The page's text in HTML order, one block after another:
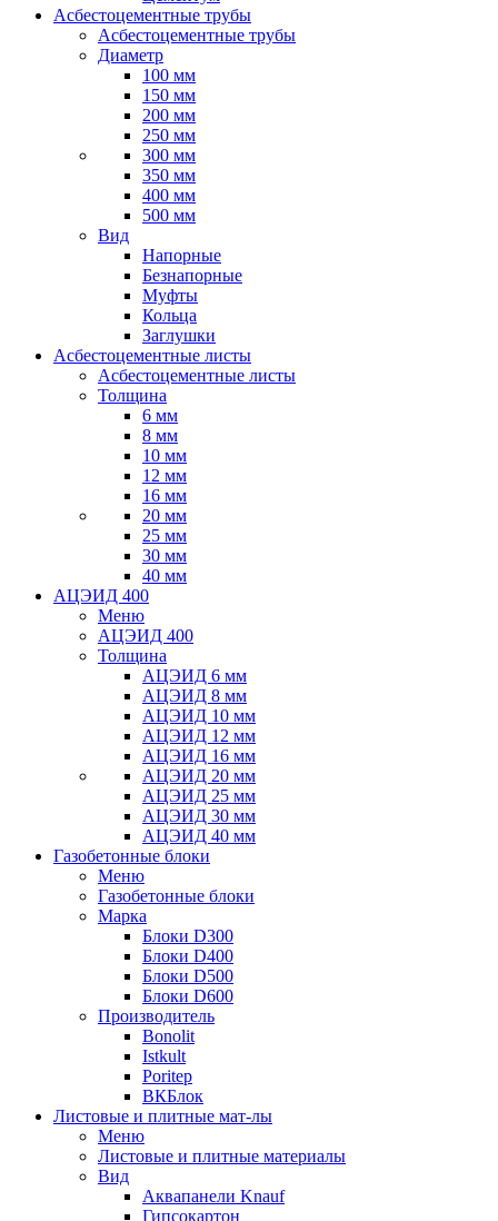
Асбестоцементные трубы
Асбестоцементные трубы
Диаметр
100 мм
150 мм
200 мм
250 мм
300 мм
350 мм
400 мм
500 мм
Вид
Напорные
Безнапорные
Муфты
Кольца
Заглушки
Асбестоцементные листы
Асбестоцементные листы
Толщина
6 мм
8 мм
10 мм
12 мм
16 мм
20 мм
25 мм
30 мм
40 мм
АЦЭИД 400
Меню
АЦЭИД 400
Толщина
АЦЭИД 6 мм
АЦЭИД 8 мм
АЦЭИД 10 мм
АЦЭИД 12 мм
АЦЭИД 16 мм
АЦЭИД 20 мм
АЦЭИД 25 мм
АЦЭИД 30 мм
АЦЭИД 40 мм
Газобетонные блоки
Меню
Газобетонные блоки
Марка
Блоки D300
Блоки D400
Блоки D500
Блоки D600
Производитель
Bonolit
Istkult
Poritep
ВКБлок
Листовые и плитные мат-лы
Меню
Листовые и плитные материалы
Вид
Аквапанели Knauf
Гипсокартон